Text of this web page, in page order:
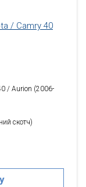
/ Camry 40
/ Aurion (2006-
скотч)